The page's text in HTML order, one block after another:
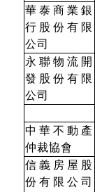
華泰商業銀
行股份有限
公司
永聯物流開
發股份有限
公司
中華不動產
仲裁協會
信義房屋股
份有限公司